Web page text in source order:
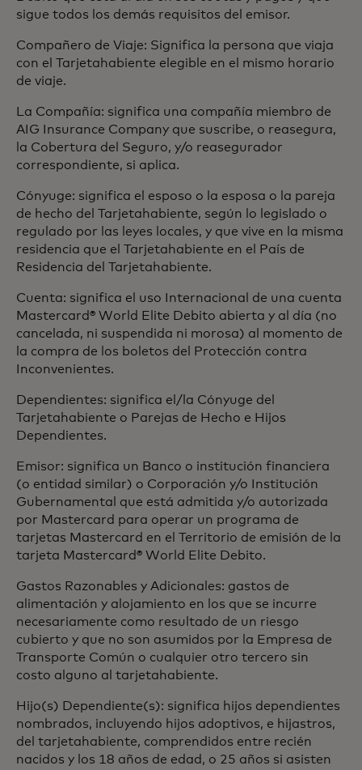
sigue todos los demás requisitos del emisor.
Compañero de Viaje: Significa la persona que viaja
con el Tarjetahabiente elegible en el mismo horario
de viaje.
La Compañía: significa una compañía miembro de
AIG Insurance Company que suscribe, o reasegura,
la Cobertura del Seguro, y/o reasegurador
correspondiente, si aplica.
Cónyuge: significa el esposo o la esposa o la pareja
de hecho del Tarjetahabiente, según lo legislado o
regulado por las leyes locales, y que vive en la misma
residencia que el Tarjetahabiente en el País de
Residencia del Tarjetahabiente.
Cuenta: significa el uso Internacional de una cuenta
Mastercard® World Elite Debito abierta y al día (no
cancelada, ni suspendida ni morosa) al momento de
la compra de los boletos del Protección contra
Inconvenientes.
Dependientes: significa el/la Cónyuge del
Tarjetahabiente o Parejas de Hecho e Hijos
Dependientes.
Emisor: significa un Banco o institución financiera
(o entidad similar) o Corporación y/o Institución
Gubernamental que está admitida y/o autorizada
por Mastercard para operar un programa de
tarjetas Mastercard en el Territorio de emisión de la
tarjeta Mastercard® World Elite Debito.
Gastos Razonables y Adicionales: gastos de
alimentación y alojamiento en los que se incurre
necesariamente como resultado de un riesgo
cubierto y que no son asumidos por la Empresa de
Transporte Común o cualquier otro tercero sin
costo alguno al tarjetahabiente.
Hijo(s) Dependiente(s): significa hijos dependientes
nombrados, incluyendo hijos adoptivos, e hijastros,
del tarjetahabiente, comprendidos entre recién
nacidos y los 18 años de edad, o 25 años si asisten